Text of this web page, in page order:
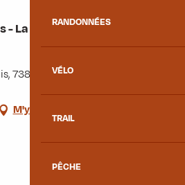
RANDONNÉES
VÉLO
TRAIL
PÊCHE
La Bretagne s'invite à la
73870 Saint-Julien-Mont-
M'y rendre